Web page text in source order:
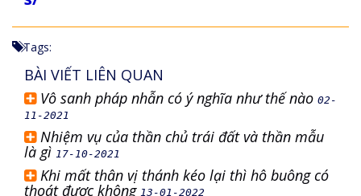
Tags:
BÀI VIẾT LIÊN QUAN
Vô sanh pháp nhẫn có ý nghĩa như thế nào 02-
11-2021
Nhiệm vụ của thần chủ trái đất và thần mẫu
là gì 17-10-2021
Khi mất thân vị thánh kéo lại thì hô buông có
thoát được không 13-01-2022